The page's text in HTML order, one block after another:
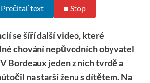
text ■ Stop
se šíří další video, které
chování nepůvodních obyvatel
Bordeaux jeden z nich tvrdě a
na starší ženu s dítětem. Na